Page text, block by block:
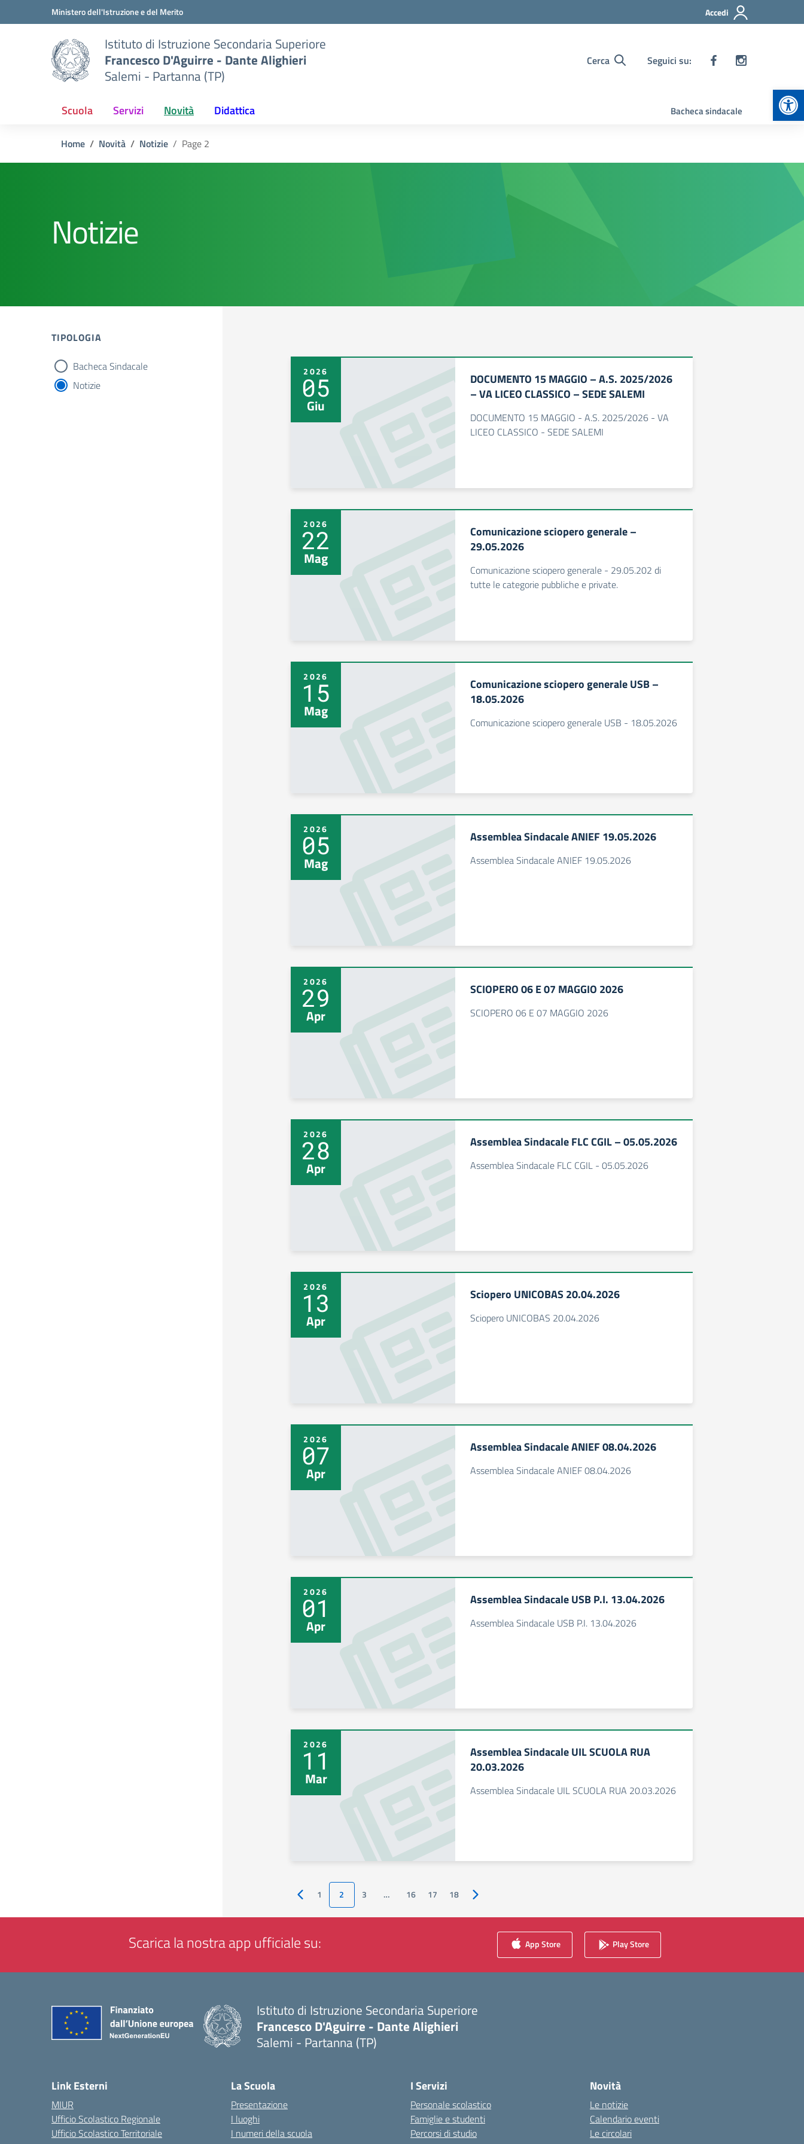
Vai ai contenuti
Vai al menu di navigazioneMinistero dell'Istruzione e del Merito Accedi
Istituto di Istruzione Secondaria Superiore
Francesco D'Aguirre - Dante Alighieri
Salemi - Partanna (TP)
Cerca Seguici su:
Scuola Servizi Novità Didattica Bacheca sindacale
Home Novità Notizie Page 2
Notizie
TIPOLOGIA
tipologia di articoli
Bacheca Sindacale
Notizie
2026
05
Giu
DOCUMENTO 15 MAGGIO – A.S. 2025/2026
– VA LICEO CLASSICO – SEDE SALEMI
DOCUMENTO 15 MAGGIO - A.S. 2025/2026 - VA
LICEO CLASSICO - SEDE SALEMI
2026
22
Mag
Comunicazione sciopero generale –
29.05.2026
Comunicazione sciopero generale - 29.05.202 di
tutte le categorie pubbliche e private.
2026
15
Mag
Comunicazione sciopero generale USB –
18.05.2026
Comunicazione sciopero generale USB - 18.05.2026
2026
05
Mag
Assemblea Sindacale ANIEF 19.05.2026
Assemblea Sindacale ANIEF 19.05.2026
2026
29
Apr
SCIOPERO 06 E 07 MAGGIO 2026
SCIOPERO 06 E 07 MAGGIO 2026
2026
28
Apr
Assemblea Sindacale FLC CGIL – 05.05.2026
Assemblea Sindacale FLC CGIL - 05.05.2026
2026
13
Apr
Sciopero UNICOBAS 20.04.2026
Sciopero UNICOBAS 20.04.2026
2026
07
Apr
Assemblea Sindacale ANIEF 08.04.2026
Assemblea Sindacale ANIEF 08.04.2026
2026
01
Apr
Assemblea Sindacale USB P.I. 13.04.2026
Assemblea Sindacale USB P.I. 13.04.2026
2026
11
Mar
Assemblea Sindacale UIL SCUOLA RUA
20.03.2026
Assemblea Sindacale UIL SCUOLA RUA 20.03.2026
Pagina precedente
1 2 3 … 16 17 18 Pagina successiva
Scarica la nostra app ufficiale su: App Store Play Store
Istituto di Istruzione Secondaria Superiore
Francesco D'Aguirre - Dante Alighieri
Salemi - Partanna (TP)
Link Esterni
MIUR
Ufficio Scolastico Regionale
Ufficio Scolastico Territoriale
La Scuola
Presentazione
I luoghi
I numeri della scuola
I Servizi
Personale scolastico
Famiglie e studenti
Percorsi di studio
Novità
Le notizie
Calendario eventi
Le circolari